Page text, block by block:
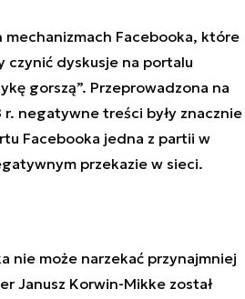
mechanizmach Facebooka, które
czynić dyskusje na portalu
gorszą”. Przeprowadzona na
r. negatywne treści były znacznie
Facebooka jedna z partii w
przekazie w sieci.
a nie może narzekać przynajmniej
Janusz Korwin-Mikke został